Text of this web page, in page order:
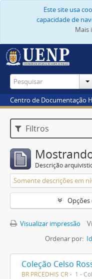
Este site usa
capacidade de
Mais
Centro de Documentação
Filtros
Descrição
Somente descrições em
Opções
Visualizar impressão
Ordenar por:
Coleção Celso
BR PRCEDHIS CR 1 -